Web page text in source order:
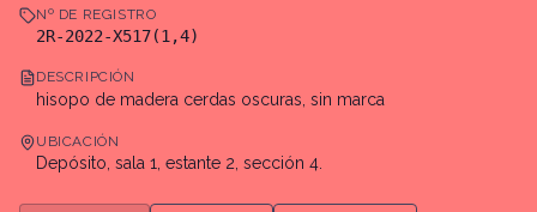
Nº DE REGISTRO
2R-2022-X517(1,4)
DESCRIPCIÓN
hisopo de madera cerdas oscuras, sin marca
UBICACIÓN
Depósito, sala 1, estante 2, sección 4.